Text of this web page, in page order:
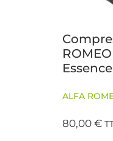
ROMEO
Essence
ALFA
80,00€